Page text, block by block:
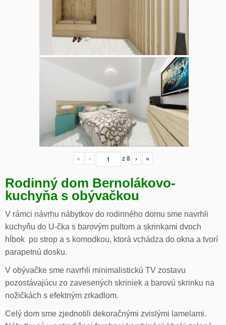
« ‹ z8 › »
Rodinný dom Bernolákovo-
kuchyňa s obývačkou
V rámci návrhu nábytkov do rodinného domu sme navrhli
kuchyňu do U-čka s barovým pultom a skrinkami dvoch
hĺbok po strop a s komodkou, ktorá vchádza do okna a tvorí
parapetnú dosku.
V obývačke sme navrhli minimalistickú TV zostavu
pozostávajúcu zo zavesených skriniek a barovú skrinku na
nožičkách s efektným zrkadlom.
Celý dom sme zjednotili dekoračnými zvislými lamelami.